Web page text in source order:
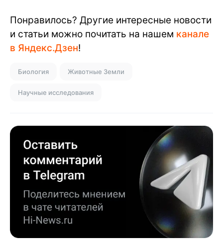
Понравилось? Другие интересные новости
и статьи можно почитать на нашем канале
в Яндекс.Дзен!
Биология Животные Земли
Научные исследования